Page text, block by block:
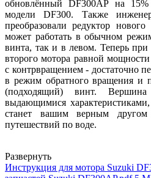
обновлённый DF300AP на
модели DF300. Также
преобразовали редуктор
может работать в обычном
винта, так и в левом. Теперь при
второго мотора равной
с контрвращением - достаточно
в режим обратного вращения и
(подходящий) винт.
выдающимися
станет вашим верным другом
путешествий по воде.
Развернуть
Инструкция для мотора Suzuki